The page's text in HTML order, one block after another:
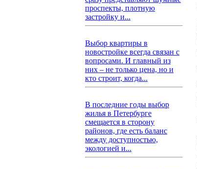
проспекты, плотную
застройку и...
Выбор квартиры в
новостройке всегда связан с
вопросами. И главный из
них – не только цена, но и
кто строит, когда...
В последние годы выбор
жилья в Петербурге
смещается в сторону
районов, где есть баланс
между доступностью,
экологией и...